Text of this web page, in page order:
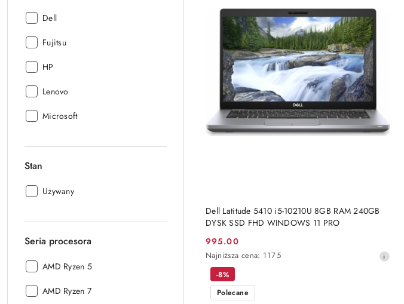
Producent:
Dell
Producent:
Fujitsu
Producent:
HP
Producent:
Lenovo
Producent:
Microsoft
Stan
Stan:
Używany
Seria procesora
Seria
AMD Ryzen 5
Seria
AMD Ryzen 7
obniżką
Dell Latitude 5410 i5-10210U 8GB RAM 240GB
DYSK SSD FHD WINDOWS 11 PRO
Cena
promocyjna:
995.00
Najniższa
cena
30
dni
Najniższa cena: 1175
DO KOSZYKA
-8%
Polecane